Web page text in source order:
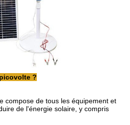
?
compose de tous les équipement et
de l'énergie solaire, y compris